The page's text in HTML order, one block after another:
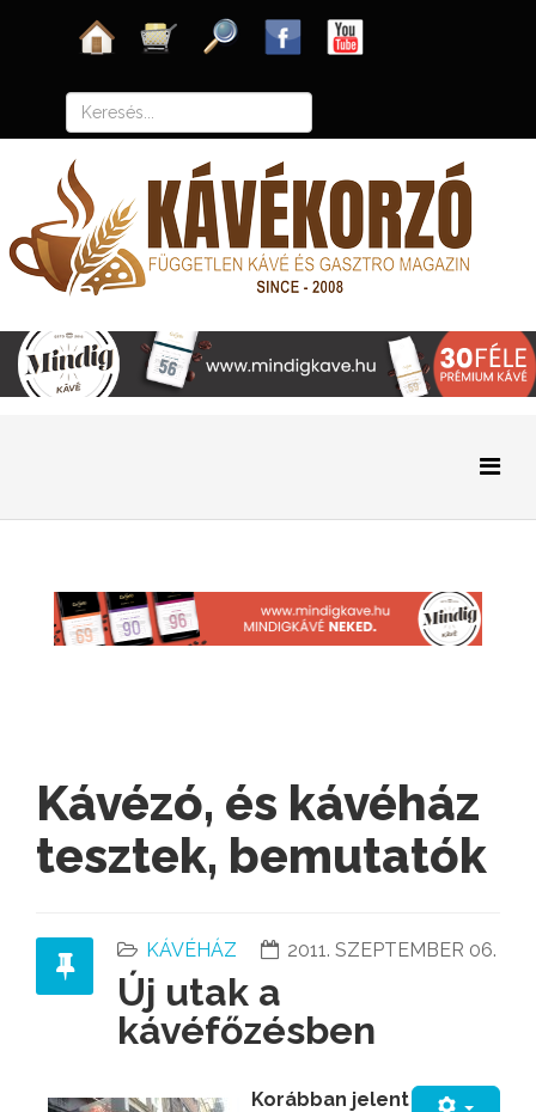
Kávézó, és kávéház
tesztek, bemutatók
KÁVÉHÁZ 2011. SZEPTEMBER 06.
Új utak a
kávéfőzésben
Korábban jelent